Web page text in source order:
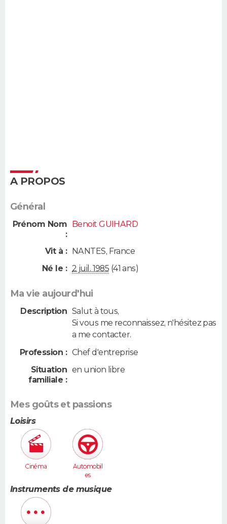
A PROPOS
Général
Prénom Nom
:
Benoit GUIHARD
Vit à : NANTES, France
Né le : 2 juil. 1985 (41 ans)
Ma vie aujourd'hui
Description Salut à tous,
Si vous me reconnaissez, n'hésitez pas
a me contacter.
Profession : Chef d'entreprise
Situation
familiale :
en union libre
Mes goûts et passions
Loisirs
Cinéma
Automobil
es
Instruments de musique